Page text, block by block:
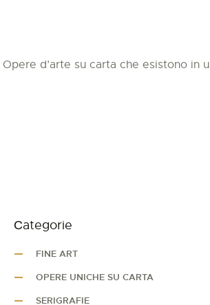
Opere d’arte su carta che esistono in
Сategorie
FINE ART
OPERE UNICHE SU CARTA
SERIGRAFIE